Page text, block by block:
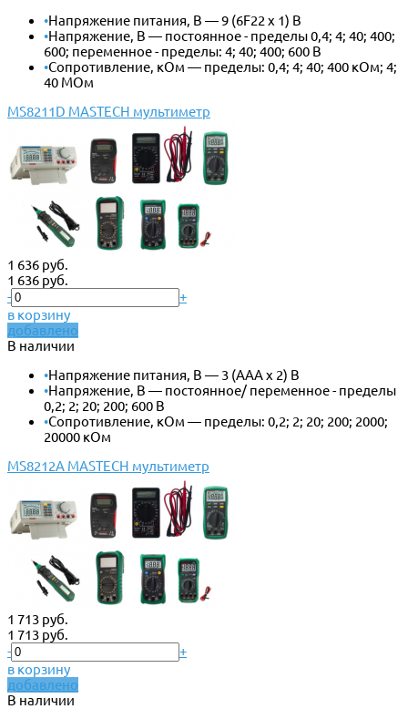
•Напряжение питания, В — 9 (6F22 x 1) В
•Напряжение, В — постоянное - пределы 0,4; 4; 40; 400;
600; переменное - пределы: 4; 40; 400; 600 В
•Сопротивление, кОм — пределы: 0,4; 4; 40; 400 кОм; 4;
40 МОм
MS8211D MASTECH мультиметр
1 636 руб.
1 636 руб.
-
+
в корзину
добавлено
В наличии
•Напряжение питания, В — 3 (ААА x 2) В
•Напряжение, В — постоянное/ переменное - пределы
0,2; 2; 20; 200; 600 В
•Сопротивление, кОм — пределы: 0,2; 2; 20; 200; 2000;
20000 кОм
MS8212A MASTECH мультиметр
1 713 руб.
1 713 руб.
-
+
в корзину
добавлено
В наличии